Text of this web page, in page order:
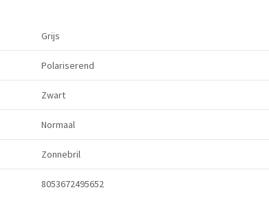
Grijs
Polariserend
Zwart
Normaal
Zonnebril
8053672495652